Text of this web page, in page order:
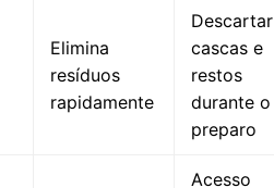
Elimina
resíduos
rapidamente
Descartar
cascas e
restos
durante o
preparo
Acesso